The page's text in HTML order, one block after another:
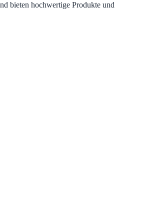
bieten hochwertige Produkte und